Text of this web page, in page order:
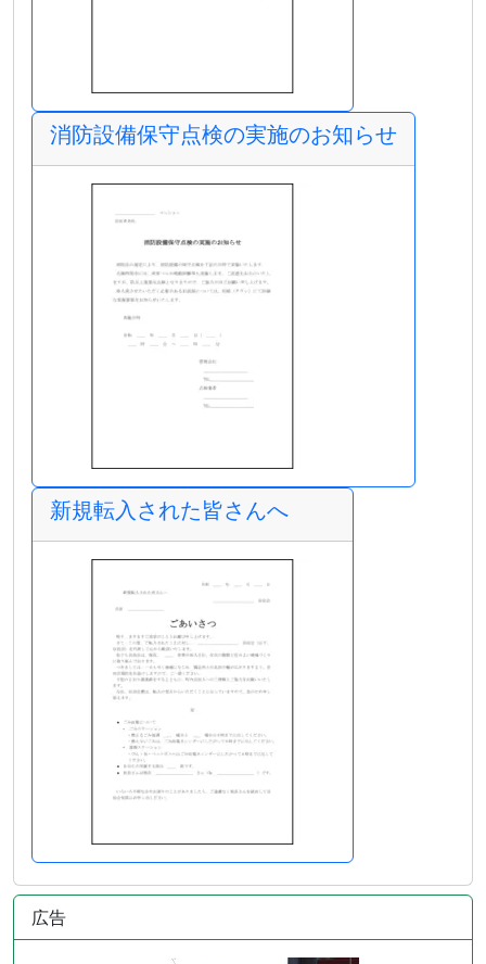
消防設備保守点検の実施のお知らせ
新規転入された皆さんへ
広告